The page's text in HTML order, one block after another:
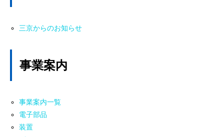
三京からのお知らせ
事業案内
事業案内一覧
電子部品
装置